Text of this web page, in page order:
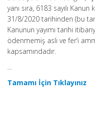
yanı sıra, 6183 sayılı
31/8/2020 tarihinden (bu
Kanunun yayımı tarihi
ödenmemiş asli ve fer’i
kapsamındadır.
…
Tamamı İçin Tıklayınız